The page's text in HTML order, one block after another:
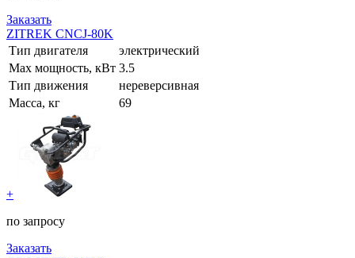
Заказать
ZITREK CNCJ-80K
Тип двигателя
электрический
Max мощность, кВт 3.5
Тип движения
нереверсивная
Масса, кг
69
+
по запросу
Заказать